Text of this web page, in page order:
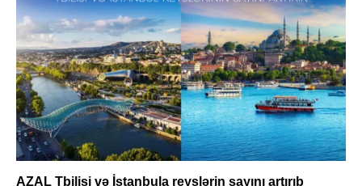
AZAL Tbilisi və İstanbula reyslərin sayını artırıb